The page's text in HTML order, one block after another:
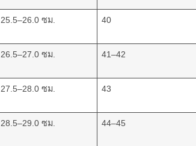
25.5–26.0 ซม. 40
26.5–27.0 ซม. 41–42
27.5–28.0 ซม. 43
28.5–29.0 ซม. 44–45